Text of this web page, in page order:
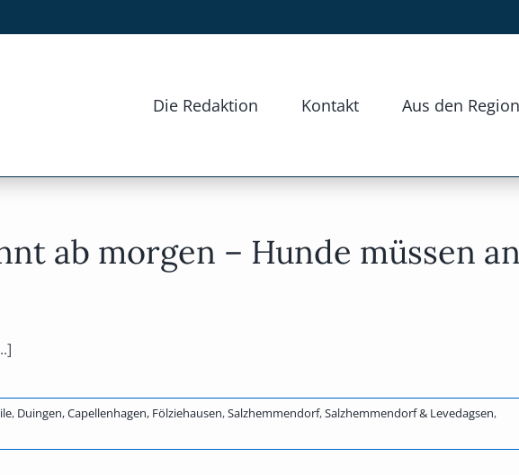
Die Redaktion Kontakt Aus den
ab morgen – Hunde müssen
, Duingen, Capellenhagen, Fölziehausen,Salzhemmendorf,Salzhemmendorf & Levedagsen,